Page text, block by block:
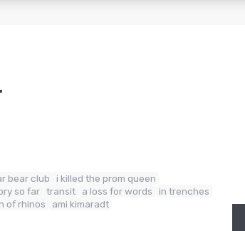
bear club
i killed the prom queen
so far transit a loss for words
in trenches
of rhinos ami kimaradt